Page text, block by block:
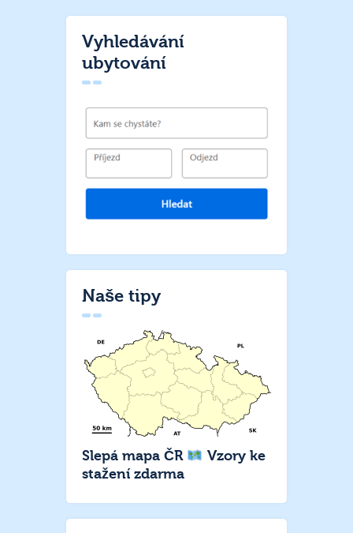
Vyhledávání
ubytování
Naše tipy
Slepá mapa ČR
Vzory ke
stažení zdarma